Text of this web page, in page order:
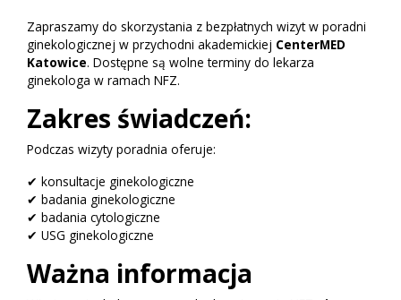
Zapraszamy do skorzystania z bezpłatnych wizyt w poradni
ginekologicznej w przychodni akademickiej CenterMED
Katowice. Dostępne są wolne terminy do lekarza
ginekologa w ramach NFZ.
Zakres świadczeń:
Podczas wizyty poradnia oferuje:
✔ konsultacje ginekologiczne
✔ badania ginekologiczne
✔ badania cytologiczne
✔ USG ginekologiczne
Ważna informacja